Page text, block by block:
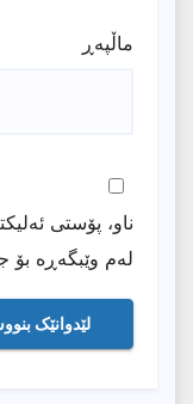
ماڵپه‌ڕ
ناو، پۆستی
لەم وێبگەڕە بۆ